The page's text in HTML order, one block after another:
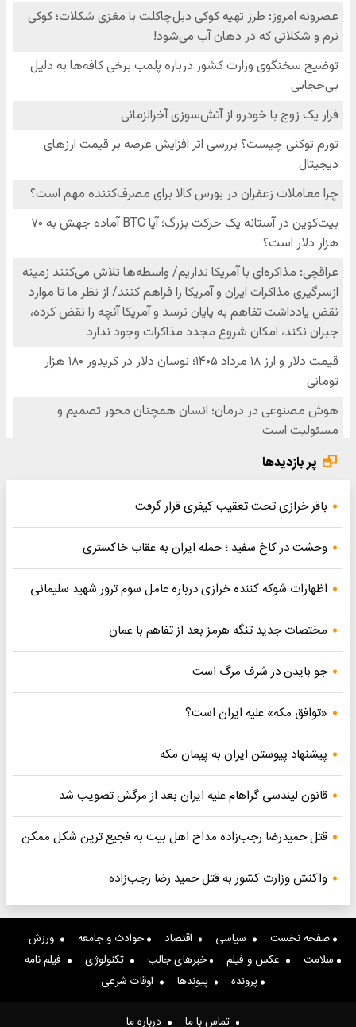
پر بازدیدها
باقر خرازی تحت تعقیب کیفری قرار گرفت
وحشت در کاخ سفید ؛ حمله ایران به عقاب خاکستری
اظهارات شوکه کننده خرازی درباره عامل سوم ترور شهید سلیمانی
مختصات جدید تنگه هرمز بعد از تفاهم با عمان
جو بایدن در شرف مرگ است
«توافق مکه» علیه ایران است؟
پیشنهاد پیوستن ایران به پیمان مکه
قانون لیندسی گراهام علیه ایران بعد از مرگش تصویب شد
قتل حمیدرضا رجب‌زاده مداح اهل بیت به فجیع ترین شکل ممکن
واکنش وزارت کشور به قتل حمید رضا رجب‌زاده
صفحه نخست سیاسی اقتصاد حوادث و جامعه
ورزش
سلامت
عکس و فیلم خبرهای جالب تکنولوژی
فیلم نامه
پرونده
پیوندها اوقات شرعی
تماس با ما درباره ما